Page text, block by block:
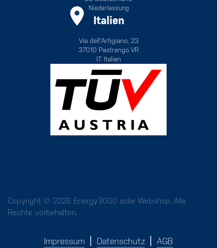
Niederlassung
Italien
Via dell'Artigiano, 23
37010 Pastrengo VR
IT Italien
Copyright © 2026 Energy3000 solar Webshop. Alle
Rechte vorbehalten.
Impressum Datenschutz AGB